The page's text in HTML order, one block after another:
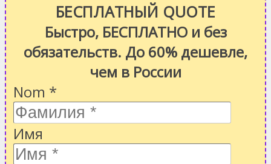
БЕСПЛАТНЫЙ QUOTE
Быстро, БЕСПЛАТНО и без
обязательств. До 60% дешевле,
чем в России
Nom *
Имя